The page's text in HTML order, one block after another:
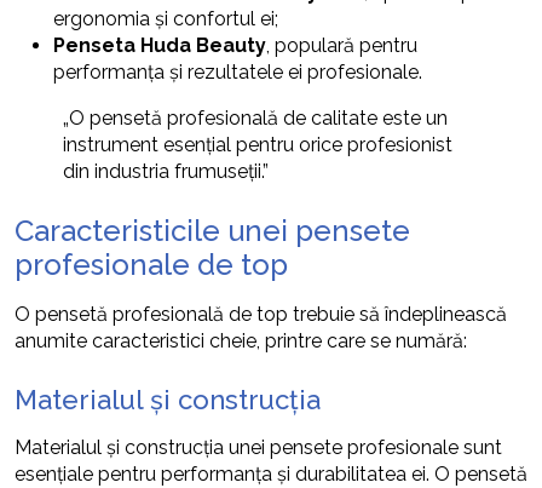
ergonomia și confortul ei;
Penseta Huda Beauty, populară pentru
performanța și rezultatele ei profesionale.
„O pensetă profesională de calitate este un
instrument esențial pentru orice profesionist
din industria frumuseții.”
Caracteristicile unei pensete
profesionale de top
O pensetă profesională de top trebuie să îndeplinească
anumite caracteristici cheie, printre care se numără:
Materialul și construcția
Materialul și construcția unei pensete profesionale sunt
esențiale pentru performanța și durabilitatea ei. O pensetă